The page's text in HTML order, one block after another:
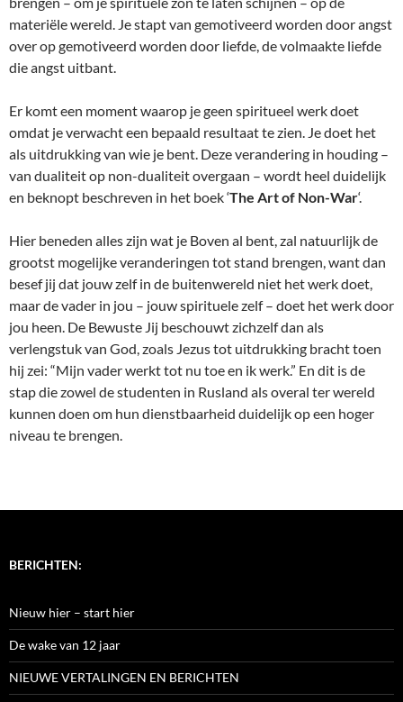
materiële wereld. Je stapt van gemotiveerd worden door angst
over op gemotiveerd worden door liefde, de volmaakte liefde
die angst uitbant.
Er komt een moment waarop je geen spiritueel werk doet
omdat je verwacht een bepaald resultaat te zien. Je doet het
als uitdrukking van wie je bent. Deze verandering in houding –
van dualiteit op non-dualiteit overgaan – wordt heel duidelijk
en beknopt beschreven in het boek ‘The Art of Non-War‘.
Hier beneden alles zijn wat je Boven al bent, zal natuurlijk de
grootst mogelijke veranderingen tot stand brengen, want dan
besef jij dat jouw zelf in de buitenwereld niet het werk doet,
maar de vader in jou – jouw spirituele zelf – doet het werk door
jou heen. De Bewuste Jij beschouwt zichzelf dan als
verlengstuk van God, zoals Jezus tot uitdrukking bracht toen
hij zei: “Mijn vader werkt tot nu toe en ik werk.” En dit is de
stap die zowel de studenten in Rusland als overal ter wereld
kunnen doen om hun dienstbaarheid duidelijk op een hoger
niveau te brengen.
BERICHTEN:
Nieuw hier – start hier
De wake van 12 jaar
NIEUWE VERTALINGEN EN BERICHTEN